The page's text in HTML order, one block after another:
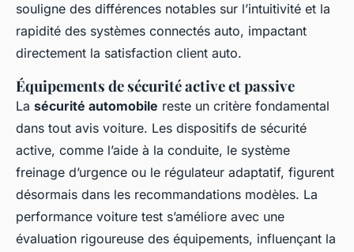
souligne des différences notables sur l’intuitivité et la
rapidité des systèmes connectés auto, impactant
directement la satisfaction client auto.
Équipements de sécurité active et passive
La sécurité automobile reste un critère fondamental
dans tout avis voiture. Les dispositifs de sécurité
active, comme l’aide à la conduite, le système
freinage d’urgence ou le régulateur adaptatif, figurent
désormais dans les recommandations modèles. La
performance voiture test s’améliore avec une
évaluation rigoureuse des équipements, influençant la